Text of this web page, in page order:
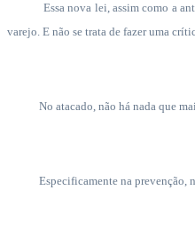
Essa nova lei, assim como a
varejo. E não se trata de fazer uma
No atacado, não há nada que
Especificamente na prevenção,